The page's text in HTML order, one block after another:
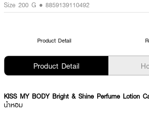
Size 200 G • 8859139110492
Product Detail
Product Detail
KISS MY BODY Bright & Shine Perfume Lotion
น้ำหอม